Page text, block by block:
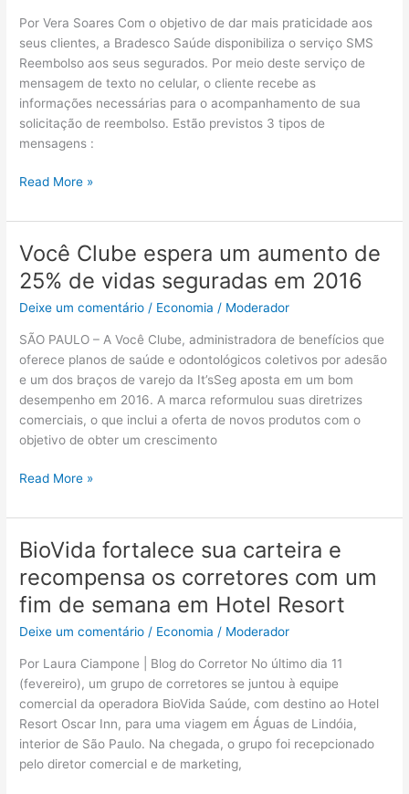
Por Vera Soares Com o objetivo de dar mais praticidade aos
seus clientes, a Bradesco Saúde disponibiliza o serviço SMS
Reembolso aos seus segurados. Por meio deste serviço de
mensagem de texto no celular, o cliente recebe as
informações necessárias para o acompanhamento de sua
solicitação de reembolso. Estão previstos 3 tipos de
mensagens :
serviço
de
SMS
para
acompanhamento
de
reembolso
Read More »
Você Clube espera um aumento de
25% de vidas seguradas em 2016
Deixe um comentário / Economia / Moderador
SÃO PAULO – A Você Clube, administradora de benefícios que
oferece planos de saúde e odontológicos coletivos por adesão
e um dos braços de varejo da It’sSeg aposta em um bom
desempenho em 2016. A marca reformulou suas diretrizes
comerciais, o que inclui a oferta de novos produtos com o
objetivo de obter um crescimento
Você
Clube
espera
um
aumento
em
2016
Read More »
BioVida fortalece sua carteira e
recompensa os corretores com um
fim de semana em Hotel Resort
Deixe um comentário / Economia / Moderador
Por Laura Ciampone | Blog do Corretor No último dia 11
(fevereiro), um grupo de corretores se juntou à equipe
comercial da operadora BioVida Saúde, com destino ao Hotel
Resort Oscar Inn, para uma viagem em Águas de Lindóia,
interior de São Paulo. Na chegada, o grupo foi recepcionado
pelo diretor comercial e de marketing,
BioVida
sua
carteira
e
os
corretores
com
um
fim
de